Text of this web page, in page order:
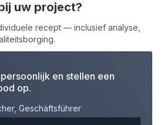
uw project?
recept — inclusief analyse,
en stellen een
op.
Geschäftsführer